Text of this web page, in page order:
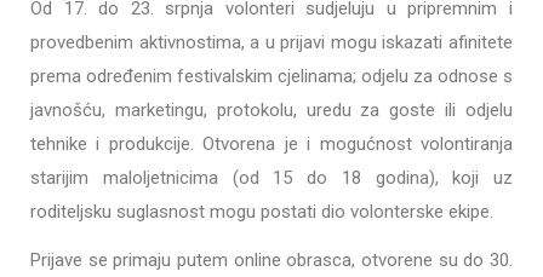
Od 17. do 23. srpnja volonteri sudjeluju u pripremnim i
provedbenim aktivnostima, a u prijavi mogu iskazati afinitete
prema određenim festivalskim cjelinama; odjelu za odnose s
javnošću, marketingu, protokolu, uredu za goste ili odjelu
tehnike i produkcije. Otvorena je i mogućnost volontiranja
starijim maloljetnicima (od 15 do 18 godina), koji uz
roditeljsku suglasnost mogu postati dio volonterske ekipe.
Prijave se primaju putem online obrasca, otvorene su do 30.